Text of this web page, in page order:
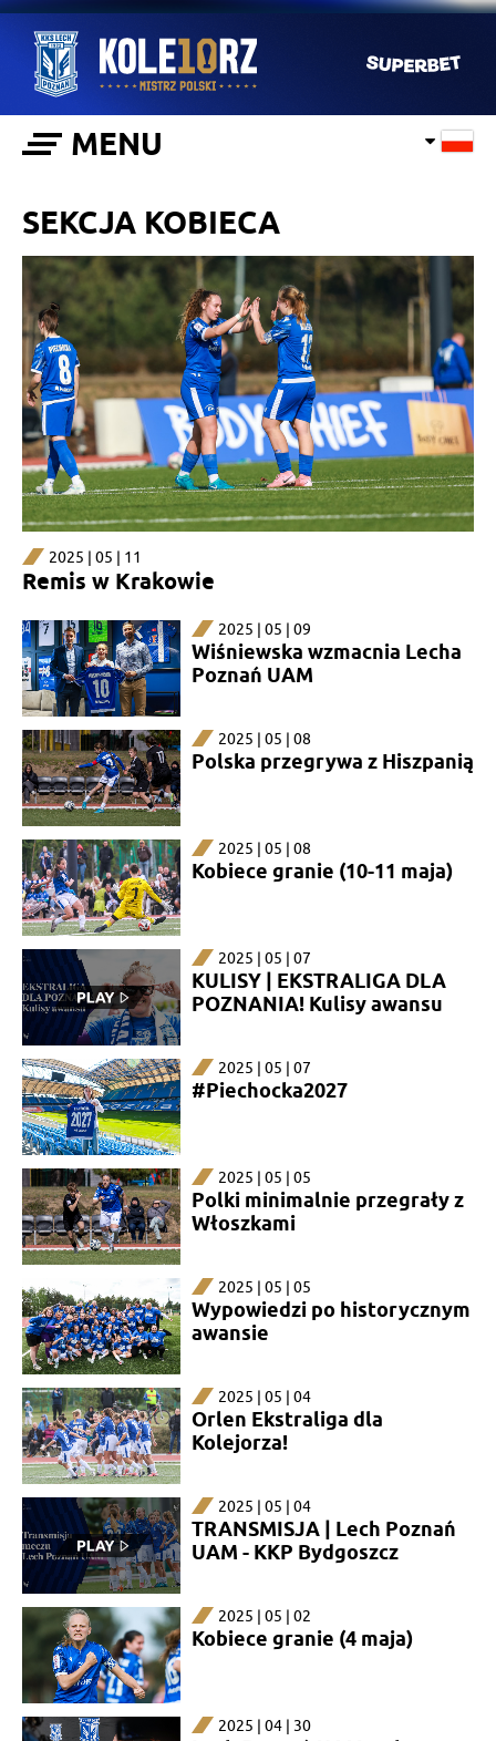
MENU
SEKCJA KOBIECA
2025 | 05 | 11
Remis w Krakowie
2025 | 05 | 09
Wiśniewska wzmacnia Lecha
Poznań UAM
2025 | 05 | 08
Polska przegrywa z Hiszpanią
2025 | 05 | 08
Kobiece granie (10-11 maja)
2025 | 05 | 07
KULISY | EKSTRALIGA DLA
POZNANIA! Kulisy awansu
2025 | 05 | 07
#Piechocka2027
2025 | 05 | 05
Polki minimalnie przegrały z
Włoszkami
2025 | 05 | 05
Wypowiedzi po historycznym
awansie
2025 | 05 | 04
Orlen Ekstraliga dla
Kolejorza!
2025 | 05 | 04
TRANSMISJA | Lech Poznań
UAM - KKP Bydgoszcz
2025 | 05 | 02
Kobiece granie (4 maja)
2025 | 04 | 30